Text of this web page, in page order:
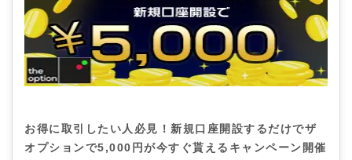
お得に取引したい人必見！新規口座開設するだけでザ
オプションで5,000円が今すぐ貰えるキャンペーン開催